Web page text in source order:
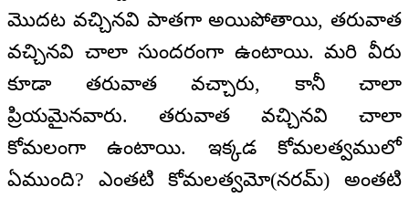
మొదట వచ్చినవి పాతగా అయిపోతాయి, తరువాత
వచ్చినవి చాలా సుందరంగా ఉంటాయి. మరి వీరు
కూడా తరువాత వచ్చారు, కానీ చాలా
ప్రియమైనవారు. తరువాత వచ్చినవి చాలా
కోమలంగా ఉంటాయి. ఇక్కడ కోమలత్వములో
ఏముంది? ఎంతటి కోమలత్వమో(నరమ్) అంతటి